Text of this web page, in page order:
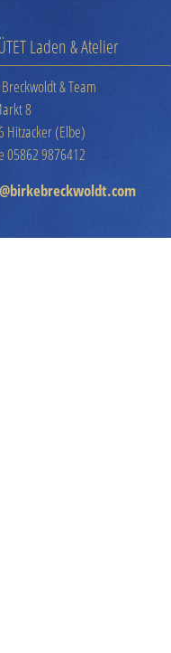
Laden & Atelier
& Team
8
Hitzacker (Elbe)
05862 9876412